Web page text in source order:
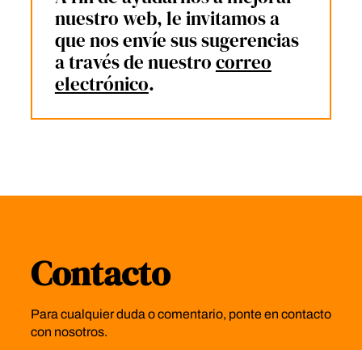
nuestro web, le invitamos a
que nos envíe sus sugerencias
a través de nuestrocorreo
electrónico.
Contacto
Para cualquier duda o comentario, ponte en contacto
con nosotros.